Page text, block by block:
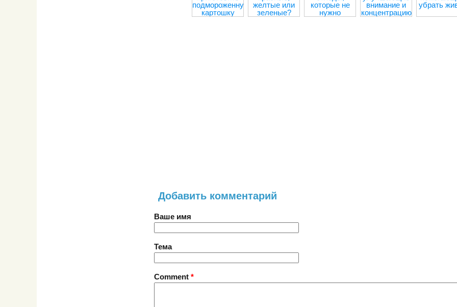
подмороженную
картошку
желтые или
зеленые?
которые не
нужно
внимание и
концентрацию
убрать
Добавить комментарий
Ваше имя
Тема
Comment *